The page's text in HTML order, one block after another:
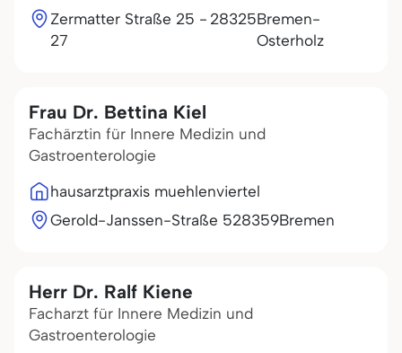
Zermatter Straße 25 -
27
28325Bremen-
Osterholz
Frau Dr. Bettina Kiel
Fachärztin für Innere Medizin und
Gastroenterologie
hausarztpraxis muehlenviertel
Gerold-Janssen-Straße 528359Bremen
Herr Dr. Ralf Kiene
Facharzt für Innere Medizin und
Gastroenterologie